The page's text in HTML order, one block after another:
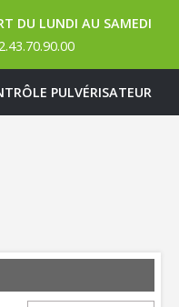
DU LUNDI AU SAMEDI
PULVÉRISATEUR